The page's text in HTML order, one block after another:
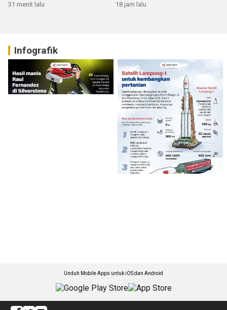
31 menit lalu 18 jam lalu
Infografik
Unduh Mobile Apps untuk iOS dan Android